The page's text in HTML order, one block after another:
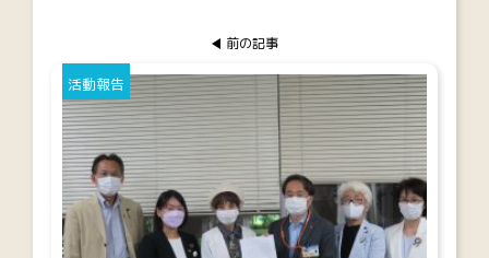
前の記事
活動報告